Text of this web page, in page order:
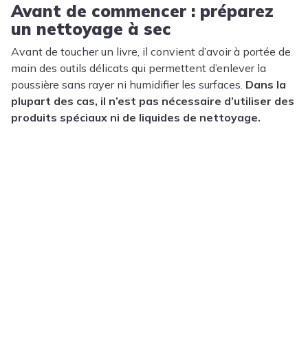
Avant de commencer : préparez
un nettoyage à sec
Avant de toucher un livre, il convient d’avoir à portée de
main des outils délicats qui permettent d’enlever la
poussière sans rayer ni humidifier les surfaces. Dans la
plupart des cas, il n’est pas nécessaire d’utiliser des
produits spéciaux ni de liquides de nettoyage.